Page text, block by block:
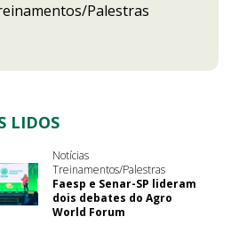
Palestras
LIDOS
Notícias
Treinamentos/Palestras
Faesp e Senar-SP lideram
dois debates do Agro
World Forum